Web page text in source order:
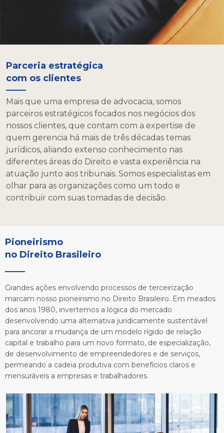
Parceria estratégica
com os clientes
Mais que uma empresa de advocacia, somos
parceiros estratégicos focados nos negócios dos
nossos clientes, que contam com a expertise de
quem gerencia há mais de três décadas temas
jurídicos, aliando extenso conhecimento nas
diferentes áreas do Direito e vasta experiência na
atuação junto aos tribunais. Somos especialistas em
olhar para as organizações como um todo e
contribuir com suas tomadas de decisão.
Pioneirismo
no Direito Brasileiro
Grandes ações envolvendo processos de terceirização
marcam nosso pioneirismo no Direito Brasileiro. Em meados
dos anos 1980, invertemos a lógica do mercado
desenvolvendo uma alternativa juridicamente sustentável
para ancorar a mudança de um modelo rígido de relação
capital e trabalho para um novo formato, de especialização,
de desenvolvimento de empreendedores e de serviços,
permeando a cadeia produtiva com benefícios claros e
mensuráveis a empresas e trabalhadores.